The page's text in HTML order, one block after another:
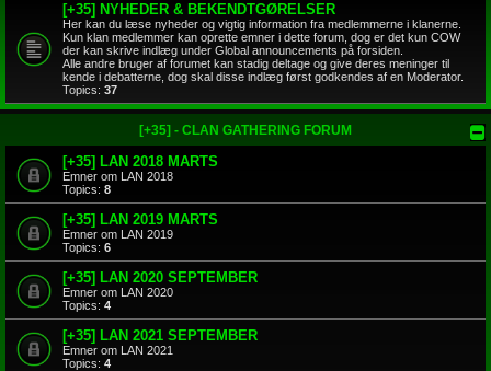
[+35] NYHEDER & BEKENDTGØRELSER
Her kan du læse nyheder og vigtig information fra medlemmerne i klanerne.
Kun klan medlemmer kan oprette emner i dette forum, dog er det kun COW
der kan skrive indlæg under Global announcements på forsiden.
Alle andre bruger af forumet kan stadig deltage og give deres meninger til
kende i debatterne, dog skal disse indlæg først godkendes af en Moderator.
Topics: 37
[+35] - CLAN GATHERING FORUM
[+35] LAN 2018 MARTS
Emner om LAN 2018
Topics: 8
[+35] LAN 2019 MARTS
Emner om LAN 2019
Topics: 6
[+35] LAN 2020 SEPTEMBER
Emner om LAN 2020
Topics: 4
[+35] LAN 2021 SEPTEMBER
Emner om LAN 2021
Topics: 4